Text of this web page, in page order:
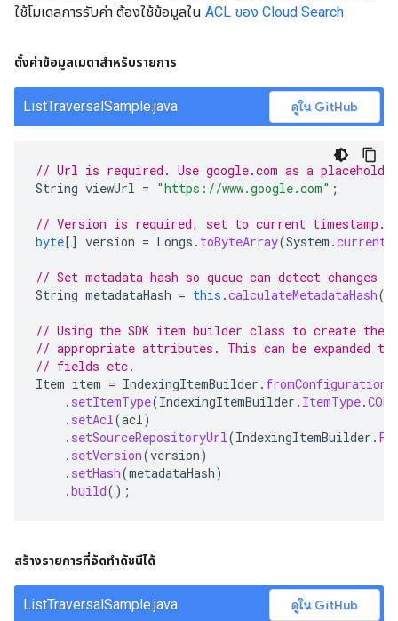
ใช้โมเดลการรับค่า ต้องใช้ข้อมูลใน ACL ของ Cloud Search
ตั้งค่าข้อมูลเมตาสำหรับรายการ
ListTraversalSample.java ดูใน GitHub
// Url is required. Use google.com as a
String viewUrl = "https://www.google.com" ;
// Version is required, set to current timestamp.
byte[] version = Longs . toByteArray(System .
// Set metadata hash so queue can detect changes
String metadataHash = this .calculateMetadataHash(
// Using the SDK item builder class to create the
// appropriate attributes. This can be expanded to
// fields etc.
Item item = IndexingItemBuilder . fromConfiguration
. setItemType(IndexingItemBuilder . ItemType.
. setAcl(acl)
. setSourceRepositoryUrl(IndexingItemBuilder .
. setVersion(version)
. setHash(metadataHash)
.build();
สร้างรายการที่จัดทำดัชนีได้
ListTraversalSample.java ดูใน GitHub